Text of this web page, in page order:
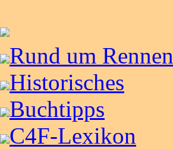
Rund um Rennen
Historisches
Buchtipps
C4F-Lexikon